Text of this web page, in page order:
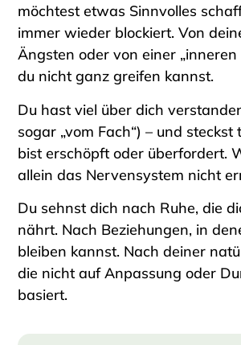
möchtest etwas Sinnvolles
immer wieder blockiert. Von
Ängsten oder von einer „inneren
du nicht ganz greifen kannst.
Du hast viel über dich
sogar „vom Fach“) – und
bist erschöpft oder überfordert.
allein das Nervensystem nicht
Du sehnst dich nach Ruhe, die
nährt. Nach Beziehungen, in
bleiben kannst. Nach deiner
die nicht auf Anpassung oder
basiert.